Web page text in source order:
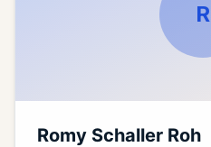
R
Romy Schaller Roh